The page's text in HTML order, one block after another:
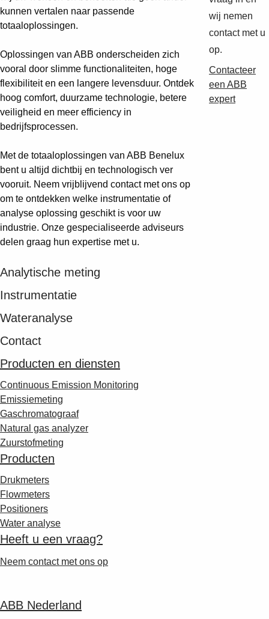
Suggestions
Products
See more products
Shopping list preview
kunnen vertalen naar passende
totaaloplossingen.
Oplossingen van ABB onderscheiden zich
vooral door slimme functionaliteiten, hoge
flexibiliteit en een langere levensduur. Ontdek
hoog comfort, duurzame technologie, betere
veiligheid en meer efficiency in
bedrijfsprocessen.
Met de totaaloplossingen van ABB Benelux
bent u altijd dichtbij en technologisch ver
vooruit. Neem vrijblijvend contact met ons op
om te ontdekken welke instrumentatie of
analyse oplossing geschikt is voor uw
industrie. Onze gespecialiseerde adviseurs
delen graag hun expertise met u.
wij nemen
contact met u
op.
Contacteer
een ABB
expert
Analytische meting
Instrumentatie
Wateranalyse
Contact
Producten en diensten
Continuous Emission Monitoring
Emissiemeting
Gaschromatograaf
Natural gas analyzer
Zuurstofmeting
Producten
Drukmeters
Flowmeters
Positioners
Water analyse
Heeft u een vraag?
Neem contact met ons op
ABB Nederland